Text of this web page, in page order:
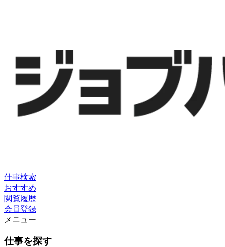
仕事検索
おすすめ
閲覧履歴
会員登録
メニュー
仕事を探す